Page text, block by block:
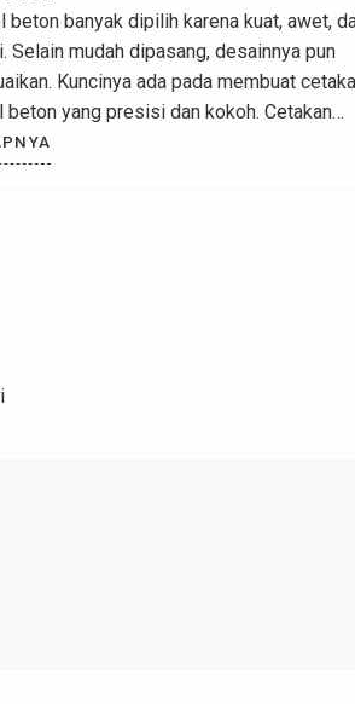
beton banyak dipilih karena kuat, awet,
Selain mudah dipasang, desainnya pun
Kuncinya ada pada membuat
beton yang presisi dan kokoh. Cetakan
sekadar membentuk beton, tapi juga